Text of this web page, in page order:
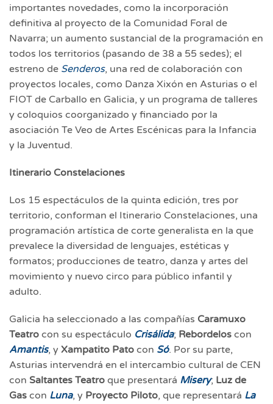
importantes novedades, como la incorporación
definitiva al proyecto de la Comunidad Foral de
Navarra; un aumento sustancial de la programación en
todos los territorios (pasando de 38 a 55 sedes); el
estreno de Senderos, una red de colaboración con
proyectos locales, como Danza Xixón en Asturias o el
FIOT de Carballo en Galicia, y un programa de talleres
y coloquios coorganizado y financiado por la
asociación Te Veo de Artes Escénicas para la Infancia
y la Juventud.
Itinerario Constelaciones
Los 15 espectáculos de la quinta edición, tres por
territorio, conforman el Itinerario Constelaciones, una
programación artística de corte generalista en la que
prevalece la diversidad de lenguajes, estéticas y
formatos; producciones de teatro, danza y artes del
movimiento y nuevo circo para público infantil y
adulto.
Galicia ha seleccionado a las compañías Caramuxo
Teatro con su espectáculo Crisálida; Rebordelos con
Amantis, y Xampatito Pato con Só. Por su parte,
Asturias intervendrá en el intercambio cultural de CEN
con Saltantes Teatro que presentará Misery; Luz de
Gas con Luna, y Proyecto Piloto, que representará La